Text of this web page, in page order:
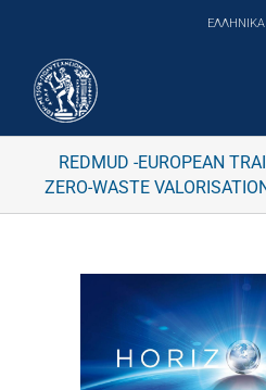
ΕΛΛΗΝΙΚΑ
REDMUD -EUROPEAN
ZERO-WASTE